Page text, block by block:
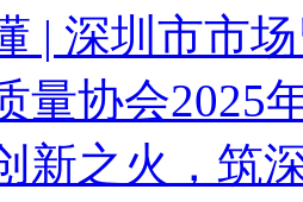
| 深圳市市
量协会2025
新之火，筑